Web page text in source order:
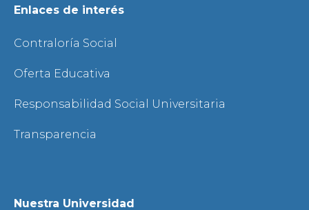
Enlaces de interés
Contraloría Social
Oferta Educativa
Responsabilidad Social Universitaria
Transparencia
Nuestra Universidad